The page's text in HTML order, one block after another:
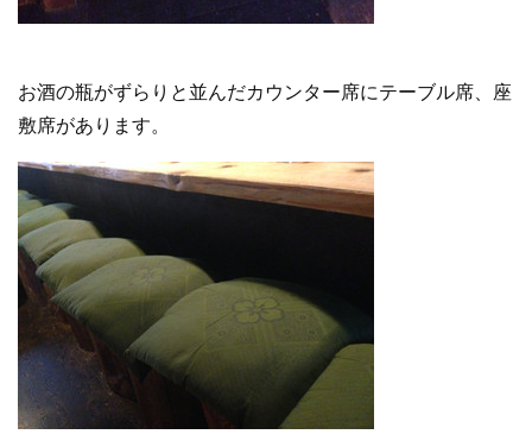
お酒の瓶がずらりと並んだカウンター席にテーブル席、座
敷席があります。